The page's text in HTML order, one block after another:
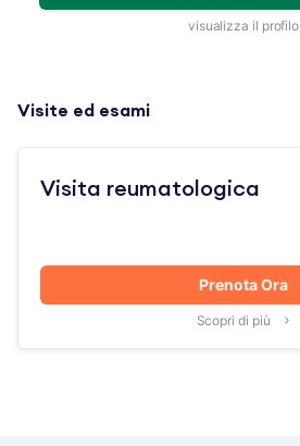
visualizza il profilo
Visite ed esami
Visita reumatologica
Prenota Ora
Scopri di più